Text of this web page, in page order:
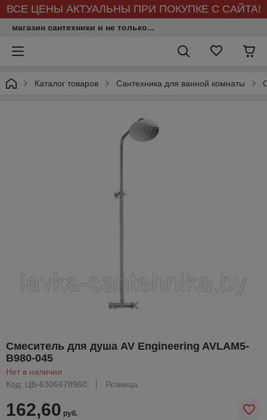
ВСЕ ЦЕНЫ АКТУАЛЬНЫ ПРИ ПОКУПКЕ С САЙТА!
магазин сантехники и не только...
Каталог товаров Сантехника для ванной комнаты
Смеситель для душа AV Engineering AVLAM5-
B980-045
Нет в наличии
Код: ЦВ-6306678960
Розница
162,60 руб.